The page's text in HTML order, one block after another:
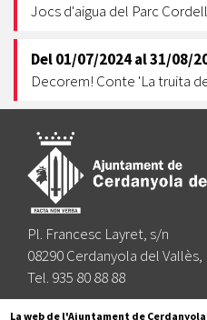
Jocs d'aigua del Parc
Del01/07/2024al31/08/
Decorem! Conte 'La truita
Pl. Francesc Layret, s/n
08290 Cerdanyola del Vallès,
Tel. 935 80 88 88
Segueix-nos a:
La web de l'Ajuntament de